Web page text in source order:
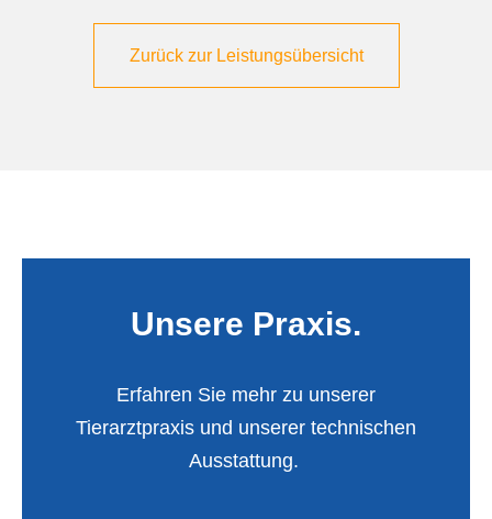
Zurück zur Leistungsübersicht
Unsere Praxis.
Erfahren Sie mehr zu unserer
Tierarztpraxis und unserer technischen
Ausstattung.